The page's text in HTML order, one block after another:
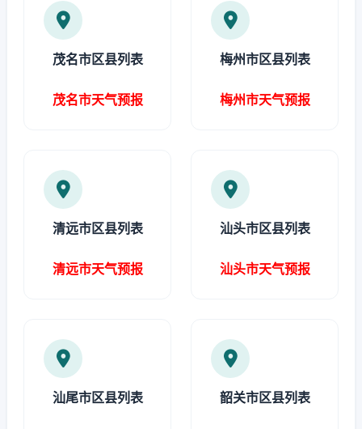
茂名市区县列表
茂名市天气预报
梅州市区县列表
梅州市天气预报
清远市区县列表
清远市天气预报
汕头市区县列表
汕头市天气预报
汕尾市区县列表 韶关市区县列表